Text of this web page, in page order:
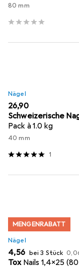
80 mm
Nägel
EUR
26,90
Schweizerische
Pack à 1.0 kg
40 mm
1
MENGENRABATT
Nägel
EUR
4,56 bei 3 Stück EUR
Tox Nails 1,4x25